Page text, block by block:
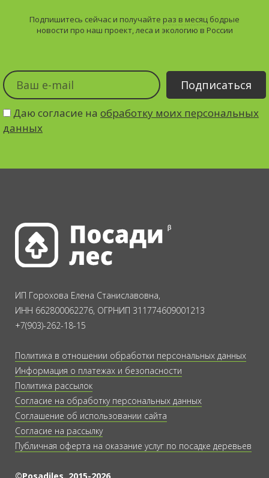
Подпишитесь сейчас и получайте раз в месяц бодрые
новости про наш проект, леса и экологию в России
Даю согласие на обработку моих персональных
данных
ИП Горохова Елена Станиславовна,
ИНН 662800062276, ОГРНИП 311774609001213
+7(903)-262-18-15
Политика в отношении обработки персональных данных
Информация о платежах и безопасности
Политика рассылок
Согласие на обработку персональных данных
Соглашение об использовании сайта
Согласие на рассылку
Публичная оферта на оказание услуг по посадке деревьев